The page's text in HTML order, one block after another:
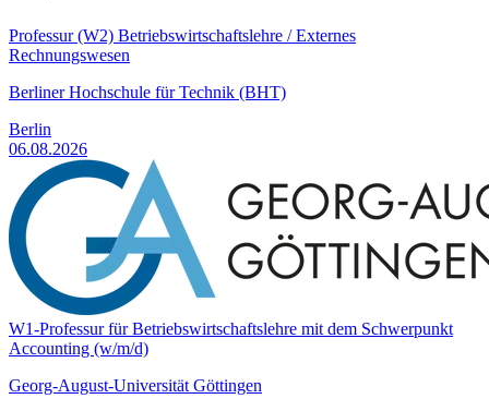
Professur (W2) Betriebswirtschaftslehre / Externes
Rechnungswesen
Berliner Hochschule für Technik (BHT)
Berlin
06.08.2026
W1-Professur für Betriebswirtschaftslehre mit dem Schwerpunkt
Accounting (w/m/d)
Georg-August-Universität Göttingen